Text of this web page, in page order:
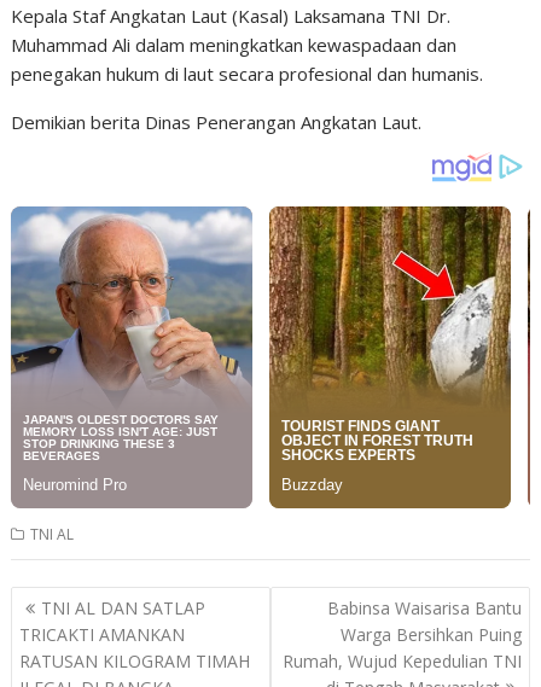
Kepala Staf Angkatan Laut (Kasal) Laksamana TNI Dr.
Muhammad Ali dalam meningkatkan kewaspadaan dan
penegakan hukum di laut secara profesional dan humanis.
Demikian berita Dinas Penerangan Angkatan Laut.
TNI AL
Post
navigation
TNI AL DAN SATLAP
TRICAKTI AMANKAN
RATUSAN KILOGRAM TIMAH
Babinsa Waisarisa Bantu
Warga Bersihkan Puing
Rumah, Wujud Kepedulian TNI